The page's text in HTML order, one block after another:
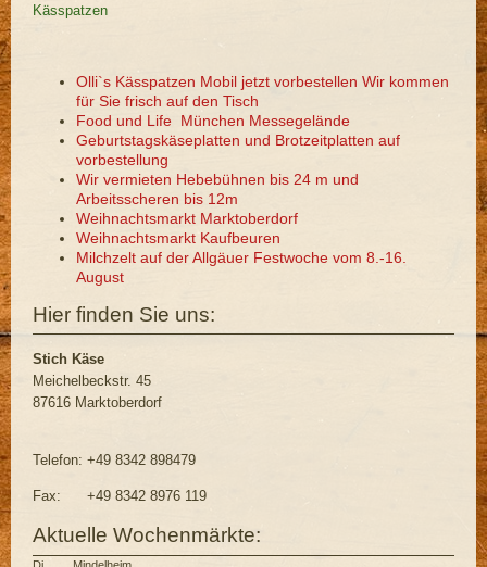
Kässpatzen
Olli`s Kässpatzen Mobil jetzt vorbestellen Wir kommen
für Sie frisch auf den Tisch
Food und Life München Messegelände
Geburtstagskäseplatten und Brotzeitplatten auf
vorbestellung
Wir vermieten Hebebühnen bis 24 m und
Arbeitsscheren bis 12m
Weihnachtsmarkt Marktoberdorf
Weihnachtsmarkt Kaufbeuren
Milchzelt auf der Allgäuer Festwoche vom 8.-16.
August
Hier finden Sie uns:
Stich Käse
Meichelbeckstr. 45
87616 Marktoberdorf
Telefon: +49 8342 898479
Fax: +49 8342 8976 119
Aktuelle Wochenmärkte: